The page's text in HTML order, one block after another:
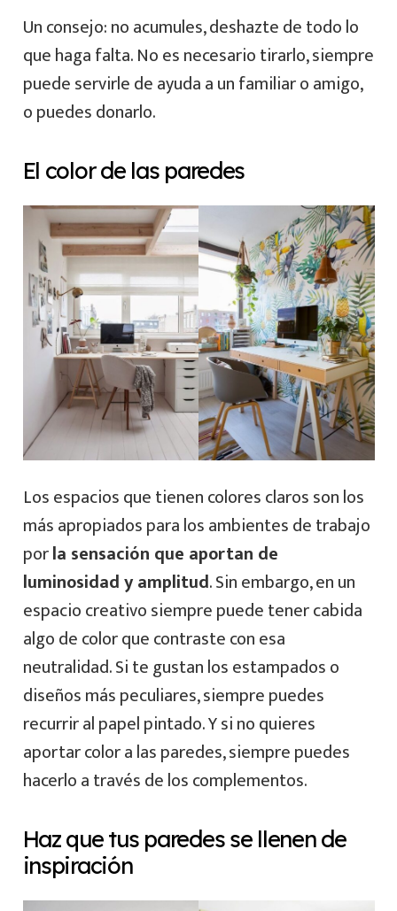
Un consejo: no acumules, deshazte de todo lo
que haga falta. No es necesario tirarlo, siempre
puede servirle de ayuda a un familiar o amigo,
o puedes donarlo.
El color de las paredes
Los espacios que tienen colores claros son los
más apropiados para los ambientes de trabajo
porla sensación que aportan de
luminosidad y amplitud. Sin embargo, en un
espacio creativo siempre puede tener cabida
algo de color que contraste con esa
neutralidad. Si te gustan los estampados o
diseños más peculiares, siempre puedes
recurrir al papel pintado. Y si no quieres
aportar color a las paredes, siempre puedes
hacerlo a través de los complementos.
Haz que tus paredes se llenen de
inspiración